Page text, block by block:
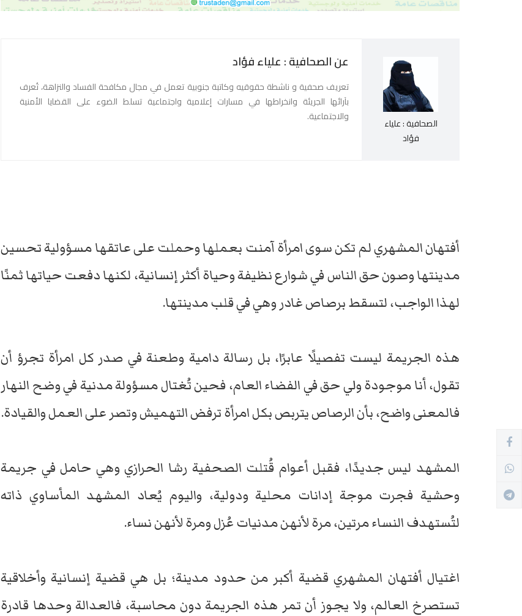
الصحافية : علياء
فؤاد
عن الصحافية : علياء فؤاد
تعريف صحفية و ناشطة حقوقيه وكاتبة جنوبية تعمل في مجال مكافحة الفساد والنزاهة، تُعرف
بآرائها الجريئة وانخراطها في مسارات إعلامية واجتماعية تسلط الضوء على القضايا الأمنية
والاجتماعية.
أفتهان المشهري لم تكن سوى امرأة آمنت بعملها وحملت على عاتقها مسؤولية تحسين
مدينتها وصون حق الناس في شوارع نظيفة وحياة أكثر إنسانية، لكنها دفعت حياتها ثمنًا
لهذا الواجب، لتسقط برصاص غادر وهي في قلب مدينتها.
هذه الجريمة ليست تفصيلًا عابرًا، بل رسالة دامية وطعنة في صدر كل امرأة تجرؤ أن
تقول، أنا موجودة ولي حق في الفضاء العام، فحين تُغتال مسؤولة مدنية في وضح النهار
فالمعنى واضح، بأن الرصاص يتربص بكل امرأة ترفض التهميش وتصر على العمل والقيادة.
المشهد ليس جديدًا، فقبل أعوام قُتلت الصحفية رشا الحرازي وهي حامل في جريمة
وحشية فجرت موجة إدانات محلية ودولية، واليوم يُعاد المشهد المأساوي ذاته
لتُستهدف النساء مرتين، مرة لأنهن مدنيات عُزل ومرة لأنهن نساء.
اغتيال أفتهان المشهري قضية أكبر من حدود مدينة؛ بل هي قضية إنسانية وأخلاقية
تستصرخ العالم، ولا يجوز أن تمر هذه الجريمة دون محاسبة، فالعدالة وحدها قادرة